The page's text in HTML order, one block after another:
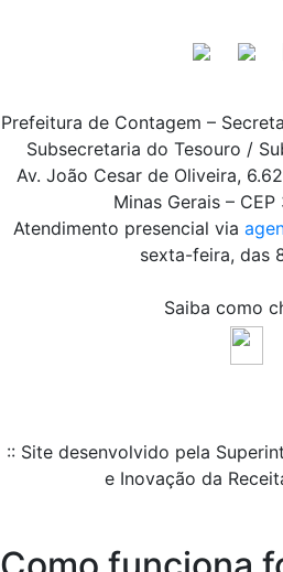
Prefeitura de Contagem –
Subsecretaria do Tesouro /
Av. João Cesar de Oliveira,
Minas Gerais –
Atendimento presencial via
sexta-feira, das
Saiba como
:: Site desenvolvido pela
e Inovação da